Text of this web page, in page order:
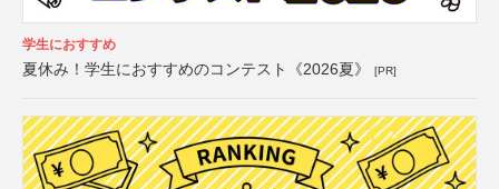
学生におすすめ
夏休み！学生におすすめのコンテスト《2026夏》 [PR]